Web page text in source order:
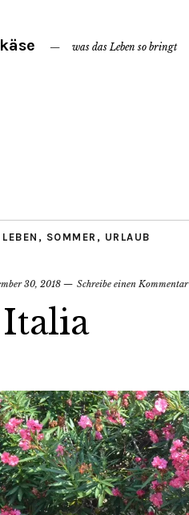
was das Leben so bringt
LEBEN , SOMMER , URLAUB
30, 2018 Schreibe einen Kommentar